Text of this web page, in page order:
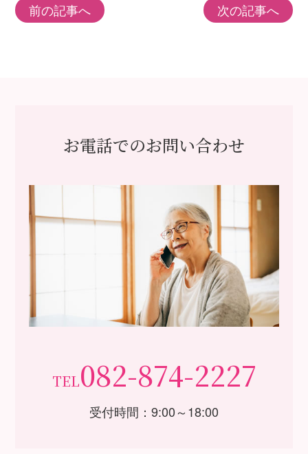
前の記事へ 次の記事へ
お電話でのお問い合わせ
TEL082-874-2227
受付時間：9:00～18:00